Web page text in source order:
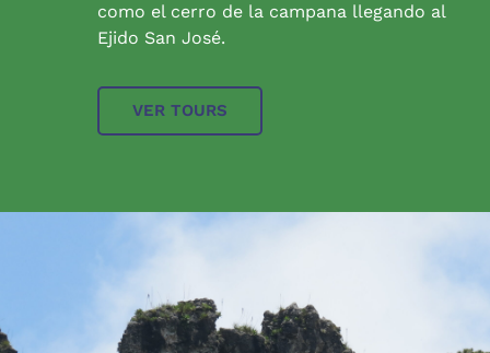
como el cerro de la campana llegando al
Ejido San José.
VER TOURS